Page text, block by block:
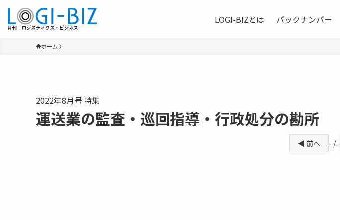
LOGI-BIZとは バックナンバー
ホーム
2022年8月号 特集
運送業の監査・巡回指導・行政処分の勘所
◀ 前へ - / -